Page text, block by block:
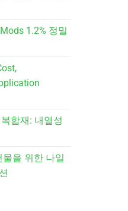
1.2% 정밀
합재: 내열성
을 위한 나일